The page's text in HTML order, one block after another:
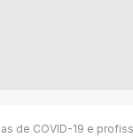
de COVID-19 e